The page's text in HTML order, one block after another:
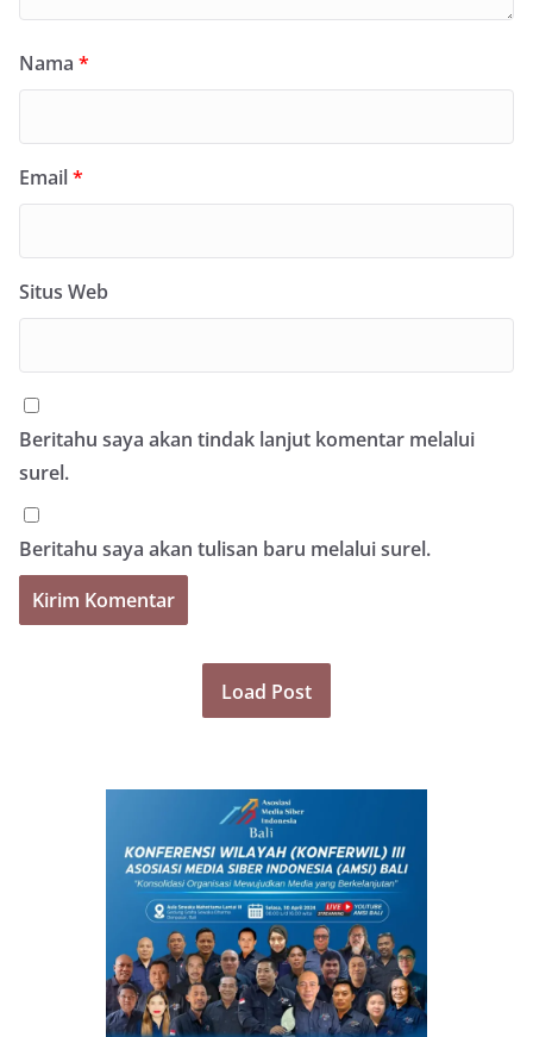
Nama *
Email*
Situs Web
Beritahu saya akan tindak lanjut komentar melalui
surel.
Beritahu saya akan tulisan baru melalui surel.
Load Post